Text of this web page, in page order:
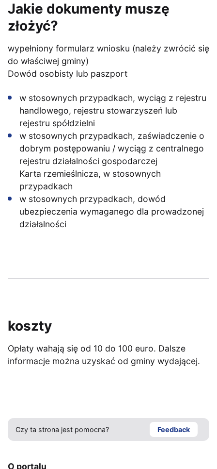
Jakie dokumenty muszę
złożyć?
wypełniony formularz wniosku (należy zwrócić się
do właściwej gminy)
Dowód osobisty lub paszport
w stosownych przypadkach, wyciąg z rejestru
handlowego, rejestru stowarzyszeń lub
rejestru spółdzielni
w stosownych przypadkach, zaświadczenie o
dobrym postępowaniu / wyciąg z centralnego
rejestru działalności gospodarczej
Karta rzemieślnicza, w stosownych
przypadkach
w stosownych przypadkach, dowód
ubezpieczenia wymaganego dla prowadzonej
działalności
koszty
Opłaty wahają się od 10 do 100 euro. Dalsze
informacje można uzyskać od gminy wydającej.
Czy ta strona jest pomocna? Feedback
O portalu